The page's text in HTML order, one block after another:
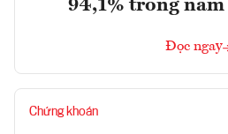
94,1% trong
Đọc ngay
Chứng khoán